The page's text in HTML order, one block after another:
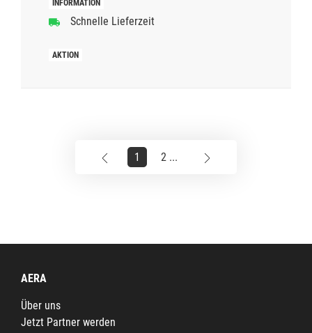
Schnelle Lieferzeit
1 2 ...
AERA
Über uns
Jetzt Partner werden